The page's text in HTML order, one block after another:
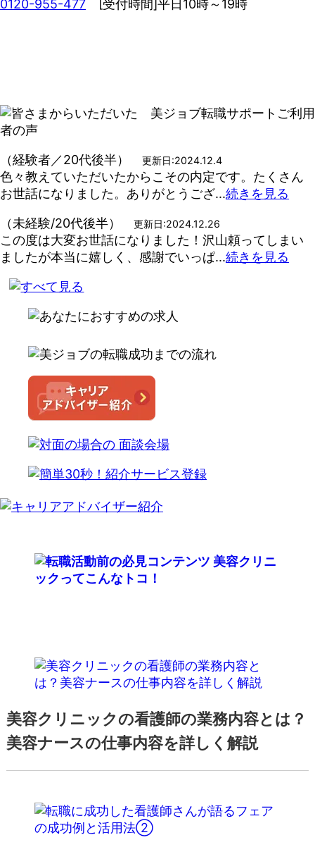
0120-955-477 [受付時間]平日10時～19時
（経験者／20代後半） 更新日:2024.12.4
色々教えていただいたからこその内定です。たくさん
お世話になりました。ありがとうござ...続きを見る
（未経験/20代後半）
更新日:2024.12.26
この度は大変お世話になりました！沢山頼ってしまい
ましたが本当に嬉しく、感謝でいっぱ...続きを見る
美容クリニックの看護師の業務内容とは？
美容ナースの仕事内容を詳しく解説